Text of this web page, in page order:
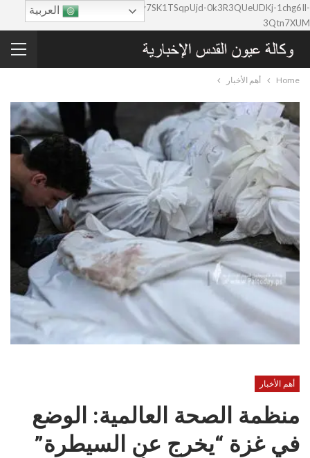
google-site-verification=0y7SK1TSqpUjd-0k3R3QUeUDKj-1chg6Il-
3Qtn7XUM
Home أهم الأخبار
أهم الأخبار
منظمة الصحة العالمية: الوضع
في غزة “يخرج عن السيطرة”
العربية